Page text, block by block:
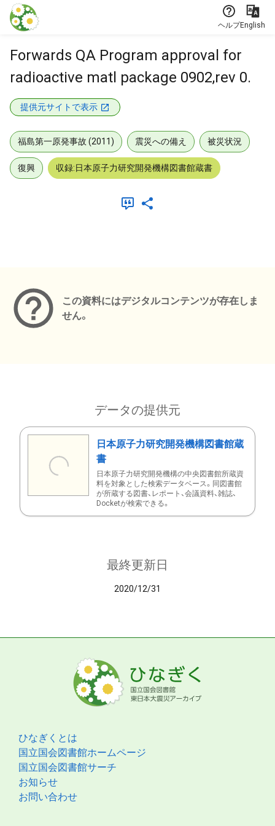
本文に飛ぶ
ヘルプEnglish
Forwards QA Program approval for
radioactive matl package 0902,rev 0.
提供元サイトで表示
福島第一原発事故 (2011) 震災への備え 被災状況
復興 収録:日本原子力研究開発機構図書館蔵書
この資料にはデジタルコンテンツが存在しま
せん。
データの提供元
日本原子力研究開発機構図書館蔵
書
日本原子力研究開発機構の中央図書館所蔵資
料を対象とした検索データベース。同図書館
が所蔵する図書、レポート、会議資料、雑誌、
Docketが検索できる。
最終更新日
2020/12/31
ひなぎくとは
国立国会図書館ホームページ
国立国会図書館サーチ
お知らせ
お問い合わせ